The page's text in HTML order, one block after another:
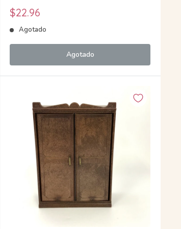
Precio
de
venta
$22.96
Agotado
Agotado